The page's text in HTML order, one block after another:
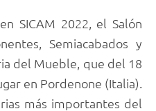
SICAM 2022, el Salón
Semiacabados y
del Mueble, que del 18
en Pordenone (Italia).
más importantes del